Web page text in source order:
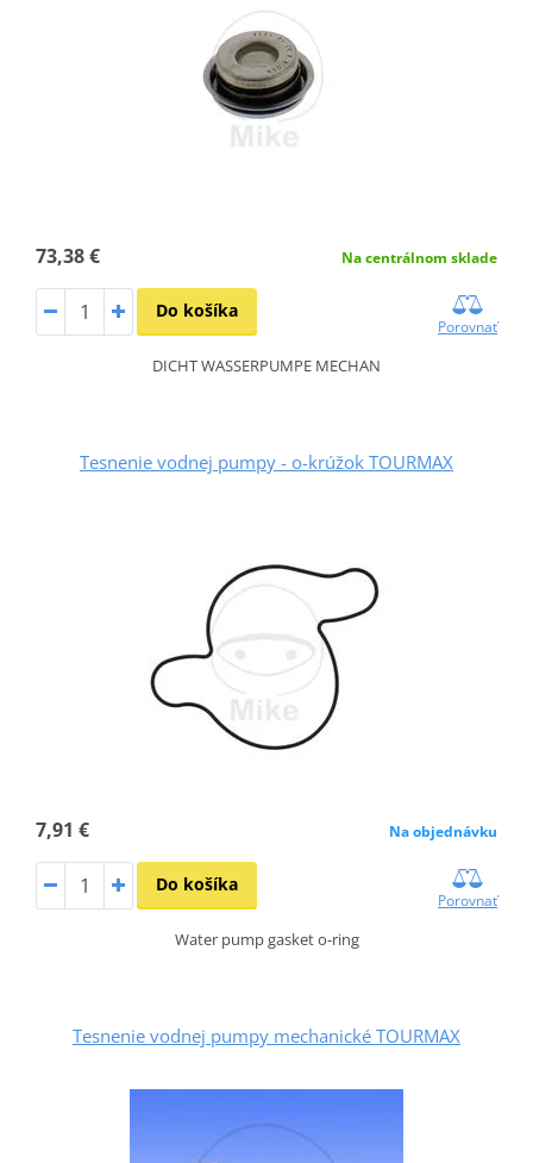
73,38 € Na centrálnom sklade
Do košíka
Porovnať
DICHT WASSERPUMPE MECHAN
Tesnenie vodnej pumpy - o-krúžok TOURMAX
7,91 € Na objednávku
Do košíka
Porovnať
Water pump gasket o-ring
Tesnenie vodnej pumpy mechanické TOURMAX